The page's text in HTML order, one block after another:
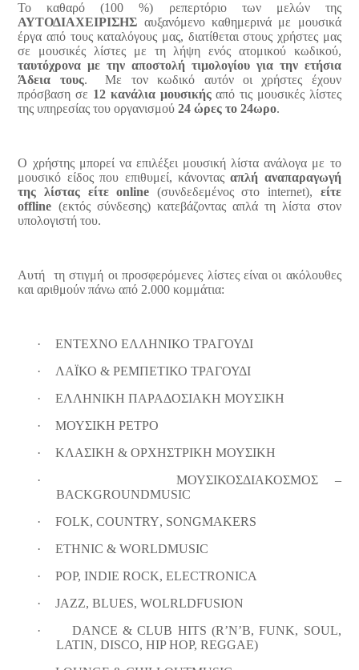
Το καθαρό (100 %) ρεπερτόριο των μελών της
ΑΥΤΟΔΙΑΧΕΙΡΙΣΗΣ αυξανόμενο καθημερινά με μουσικά
έργα από τους καταλόγους μας, διατίθεται στους χρήστες μας
σε μουσικές λίστες με τη λήψη ενός ατομικού κωδικού,
ταυτόχρονα με την αποστολή τιμολογίου για την ετήσια
Άδεια τους.
Με τον κωδικό αυτόν οι χρήστες έχουν
πρόσβαση σε 12 κανάλια μουσικήςαπό τις μουσικές λίστες
της υπηρεσίας του οργανισμού24 ώρες το 24ωρο.
Ο χρήστης μπορεί να επιλέξει μουσική λίστα ανάλογα με το
μουσικό είδος που επιθυμεί, κάνονταςαπλή αναπαραγωγή
της λίστας είτε online (συνδεδεμένος στο internet), είτε
offline (εκτός σύνδεσης) κατεβάζοντας απλά τη λίστα στον
υπολογιστή του.
Αυτή
τη στιγμή οι προσφερόμενες λίστες είναι οι ακόλουθες
και αριθμούν πάνω από 2.000 κομμάτια:
·
ΕΝΤΕΧΝΟ ΕΛΛΗΝΙΚΟ ΤΡΑΓΟΥΔΙ
·
ΛΑΪΚΟ & ΡΕΜΠΕΤΙΚΟ ΤΡΑΓΟΥΔΙ
·
ΕΛΛΗΝΙΚΗ ΠΑΡΑΔΟΣΙΑΚΗ ΜΟΥΣΙΚΗ
·
ΜΟΥΣΙΚΗ ΡΕΤΡΟ
·
ΚΛΑΣΙΚΗ & ΟΡΧΗΣΤΡΙΚΗ ΜΟΥΣΙΚΗ
·
ΜΟΥΣΙΚΟΣΔΙΑΚΟΣΜΟΣ–
BACKGROUNDMUSIC
·
FOLK,COUNTRY, SONGMAKERS
·
ETHNIC &WORLDMUSIC
·
POP, INDIE ROCK, ELECTRONICA
·
JAZZ,BLUES,WOLRLDFUSION
·
DANCE & CLUB HITS (R’N’B, FUNK, SOUL,
LATIN, DISCO, HIP HOP, REGGAE)